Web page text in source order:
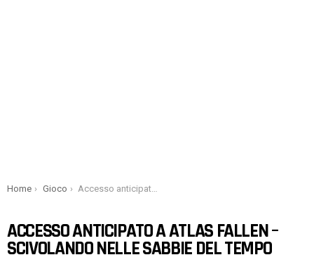
You are here:
Home Gioco Accesso anticipato a Atlas Fallen – Scivolando nelle sabbie del tempo
ACCESSO ANTICIPATO A ATLAS FALLEN –
SCIVOLANDO NELLE SABBIE DEL TEMPO